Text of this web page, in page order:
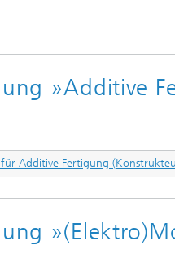
»Additive
Additive Fertigung